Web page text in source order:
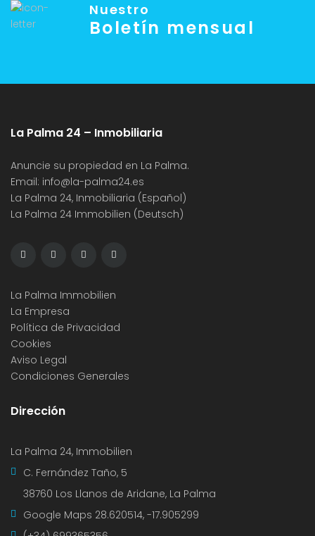
Nuestro
Boletín mensual
La Palma 24 – Inmobiliaria
Anuncie su propiedad en La Palma.
Email: info@la-palma24.es
La Palma 24, Inmobiliaria (Español)
La Palma 24 Immobilien (Deutsch)
La Palma Immobilien
La Empresa
Política de Privacidad
Cookies
Aviso Legal
Condiciones Generales
Dirección
La Palma 24, Immobilien
C. Fernández Taño, 5
38760 Los Llanos de Aridane, La Palma
Google Maps 28.620514, -17.905299